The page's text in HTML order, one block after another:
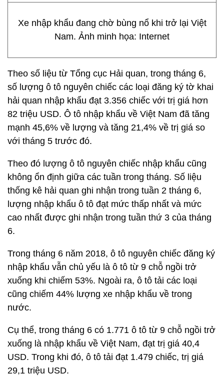
Xe nhập khẩu đang chờ bùng nổ khi trở lại Việt
Nam. Ảnh minh họa: Internet
Theo số liệu từ Tổng cục Hải quan, trong tháng 6,
số lượng ô tô nguyên chiếc các loại đăng ký tờ khai
hải quan nhập khẩu đạt 3.356 chiếc với trị giá hơn
82 triệu USD. Ô tô nhập khẩu về Việt Nam đã tăng
mạnh 45,6% về lượng và tăng 21,4% về trị giá so
với tháng 5 trước đó.
Theo đó lượng ô tô nguyên chiếc nhập khẩu cũng
không ổn định giữa các tuần trong tháng. Số liệu
thống kê hải quan ghi nhận trong tuần 2 tháng 6,
lượng nhập khẩu ô tô đạt mức thấp nhất và mức
cao nhất được ghi nhận trong tuần thứ 3 của tháng
6.
Trong tháng 6 năm 2018, ô tô nguyên chiếc đăng ký
nhập khẩu vẫn chủ yếu là ô tô từ 9 chỗ ngồi trở
xuống khi chiếm 53%. Ngoài ra, ô tô tải các loại
cũng chiếm 44% lượng xe nhập khẩu về trong
nước.
Cụ thể, trong tháng 6 có 1.771 ô tô từ 9 chỗ ngồi trở
xuống là nhập khẩu về Việt Nam, đạt trị giá 40,4
USD. Trong khi đó, ô tô tải đạt 1.479 chiếc, trị giá
29,1 triệu USD.